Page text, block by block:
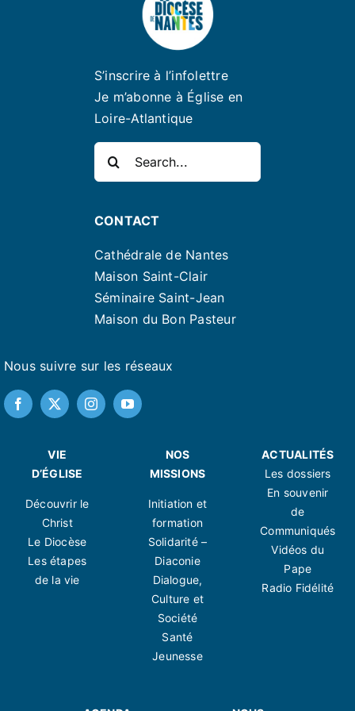
S’inscrire à l’infolettre
Je m’abonne à Église en
Loire-Atlantique
Nous suivre sur les réseaux
CONTACT
Cathédrale de Nantes
Maison Saint-Clair
Séminaire Saint-Jean
Maison du Bon Pasteur
VIE
D’ÉGLISE
Découvrir le
Christ
Le Diocèse
Les étapes
de la vie
NOS
MISSIONS
Initiation et
formation
Solidarité –
Diaconie
Dialogue,
Culture et
Société
Santé
Jeunesse
ACTUALITÉS
Les dossiers
En souvenir
de
Communiqués
Vidéos du
Pape
Radio Fidélité